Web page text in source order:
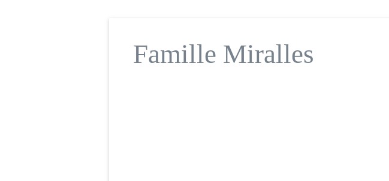
Famille Miralles